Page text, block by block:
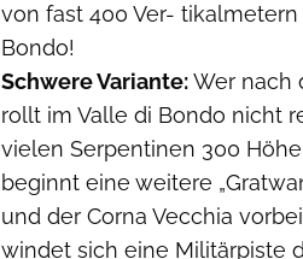
von fast 400 Ver-
Bondo!
Schwere Variante:Wer nach
rollt im Valle di Bondo nicht
vielen Serpentinen 300
beginnt eine weitere
und der Corna Vecchia
windet sich eine Militärpiste